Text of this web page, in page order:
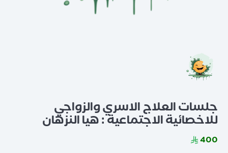
جلسات العلاج الاسري والزواجي
للاخصائية الاجتماعية : هيا النزهان
400